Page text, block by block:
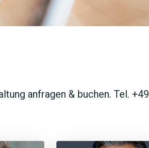
anfragen & buchen. Tel. +49